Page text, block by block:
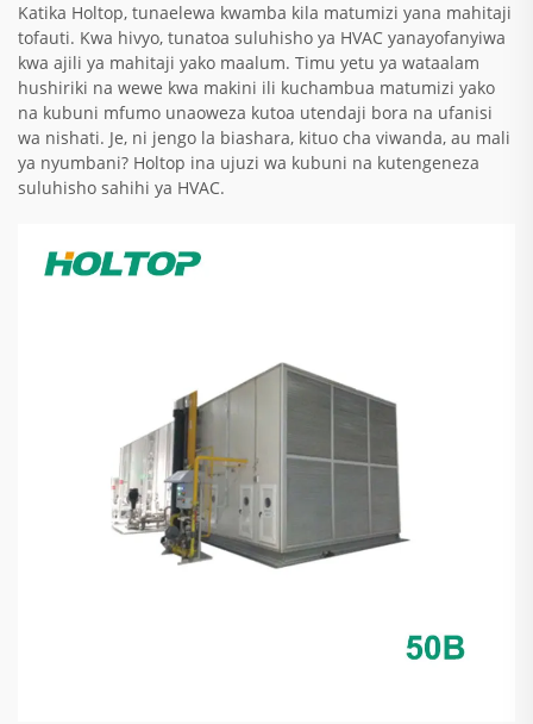
Katika Holtop, tunaelewa kwamba kila matumizi yana mahitaji
tofauti. Kwa hivyo, tunatoa suluhisho ya HVAC yanayofanyiwa
kwa ajili ya mahitaji yako maalum. Timu yetu ya wataalam
hushiriki na wewe kwa makini ili kuchambua matumizi yako
na kubuni mfumo unaoweza kutoa utendaji bora na ufanisi
wa nishati. Je, ni jengo la biashara, kituo cha viwanda, au mali
ya nyumbani? Holtop ina ujuzi wa kubuni na kutengeneza
suluhisho sahihi ya HVAC.